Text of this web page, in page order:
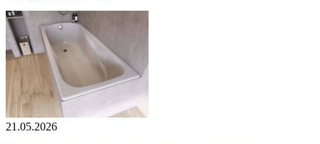
21.05.2026